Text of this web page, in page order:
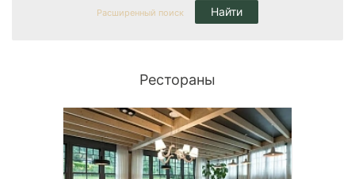
Расширенный поиск
Рестораны